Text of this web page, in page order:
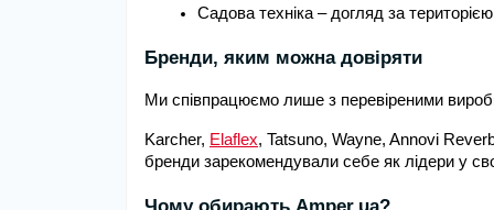
Садова техніка – догляд за
Бренди, яким можна довіряти
Ми співпрацюємо лише з перевіреними
Karcher, Elaflex, Tatsuno, Wayne, Annovi
бренди зарекомендували себе як лідери у
Чому обирають Amper.ua?